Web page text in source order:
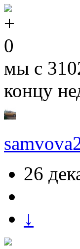
0
мы с
концу
26
↓